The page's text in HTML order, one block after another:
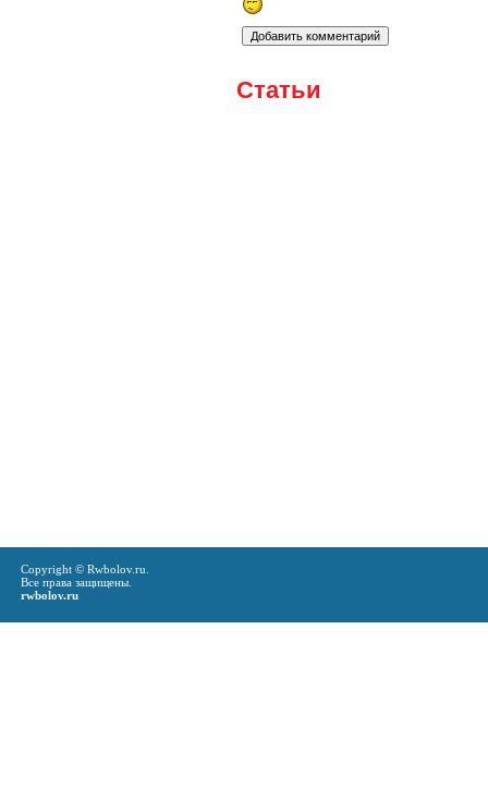
Статьи
Copyright © Rwbolov.ru.
Все права защищены.
rwbolov.ru